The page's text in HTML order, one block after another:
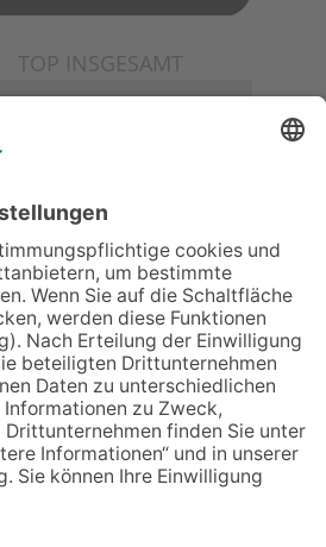
TOP INSGESAMT
Ganz Niederhöchstadt wird zur
Festmeile
Baustellenführung führt auch in
die Zukunft der Stadt
Königstein
Klinikforum zum Thema
Karpaltunnelsyndrom
Gewinnspiel zum Start ins
Schuljahr